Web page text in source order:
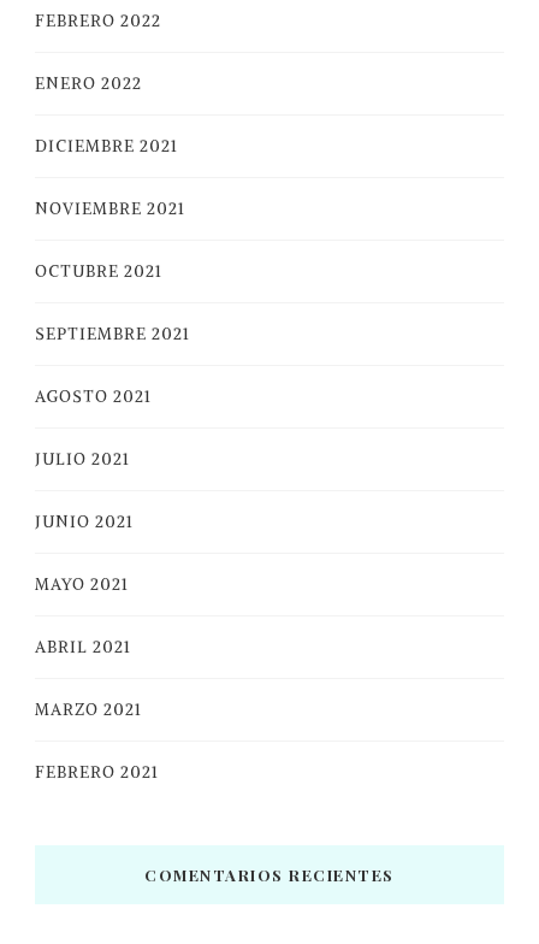
FEBRERO 2022
ENERO 2022
DICIEMBRE 2021
NOVIEMBRE 2021
OCTUBRE 2021
SEPTIEMBRE 2021
AGOSTO 2021
JULIO 2021
JUNIO 2021
MAYO 2021
ABRIL 2021
MARZO 2021
FEBRERO 2021
COMENTARIOS RECIENTES